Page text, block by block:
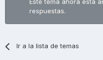
Este tema ahora está
respuestas.
Ir a la lista de temas